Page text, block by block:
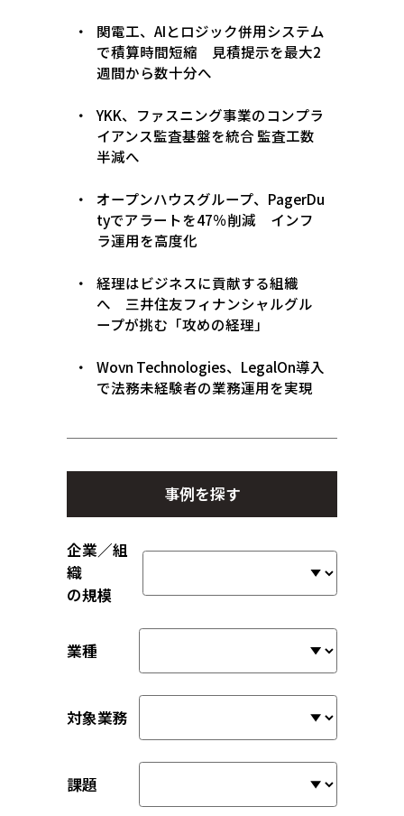
関電工、AIとロジック併用システム
で積算時間短縮 見積提示を最大2
週間から数十分へ
YKK、ファスニング事業のコンプラ
イアンス監査基盤を統合 監査工数
半減へ
オープンハウスグループ、PagerDu
tyでアラートを47％削減 インフ
ラ運用を高度化
経理はビジネスに貢献する組織
へ 三井住友フィナンシャルグル
ープが挑む「攻めの経理」
Wovn Technologies、LegalOn導入
で法務未経験者の業務運用を実現
事例を探す
企業／組
織
の規模
業種
対象業務
課題